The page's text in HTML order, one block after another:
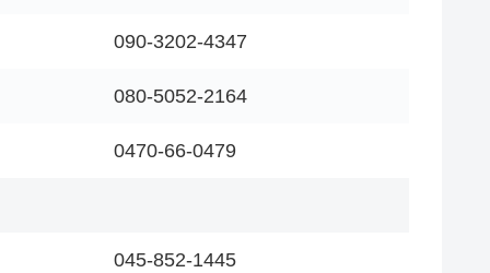
090-3202-4347
080-5052-2164
0470-66-0479
045-852-1445